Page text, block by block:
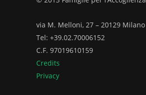
via M. Melloni, 27 – 20129 Milano
Tel: +39.02.70006152
C.F. 97019610159
Credits
Privacy